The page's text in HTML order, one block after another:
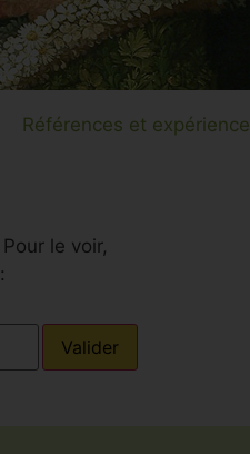
Références et expérience
le voir,